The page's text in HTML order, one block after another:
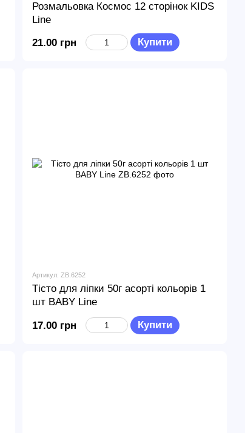
Розмальовка Космос 12 сторінок KIDS
Line
21.00 грн Купити
Артикул: ZB.6252
Тісто для ліпки 50г асорті кольорів 1
шт BABY Line
17.00 грн Купити